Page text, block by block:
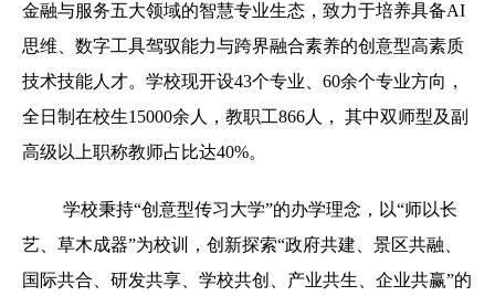
金融与服务五大领域的智慧专业生态，致力于培养具备AI
思维、数字工具驾驭能力与跨界融合素养的创意型高素质
技术技能人才。学校现开设43个专业、60余个专业方向，
全日制在校生15000余人，教职工866人， 其中双师型及副
高级以上职称教师占比达40%。
学校秉持“创意型传习大学”的办学理念，以“师以长
艺、草木成器”为校训，创新探索“政府共建、景区共融、
国际共合、研发共享、学校共创、产业共生、企业共赢”的